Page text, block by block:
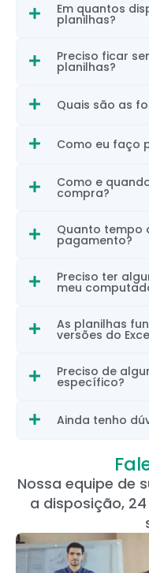
Em quantos
planilhas?
Preciso ficar
planilhas?
Quais são as
Como eu faço
Como e
compra?
Quanto tempo
pagamento?
Preciso ter
meu
As planilhas
versões do
Preciso de
específico?
Ainda tenho
Nossa equipe de
a disposição,